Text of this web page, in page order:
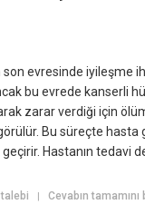
evresinde iyileşme
bu evrede kanserli
zarar verdiği için
Bu süreçte hasta
geçirir. Hastanın tedavi
talebi |Cevabın